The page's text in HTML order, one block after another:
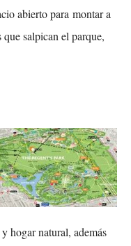
abierto para montar a
salpican el parque,
hogar natural, además